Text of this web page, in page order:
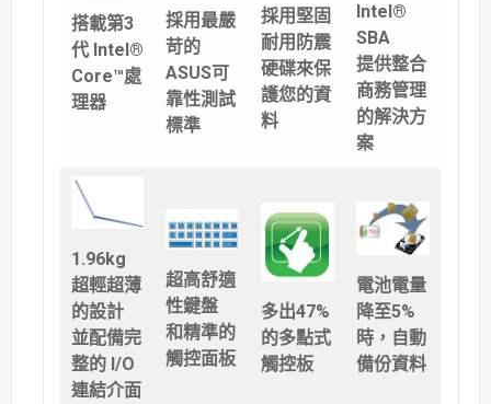
搭載第3
代 Intel®
Core™處
理器
採用最嚴
苛的
ASUS可
靠性測試
標準
採用堅固
耐用防震
硬碟來保
護您的資
料
Intel®
SBA
提供整合
商務管理
的解決方
案
1.96kg
超輕超薄
的設計
並配備完
整的 I/O
連結介面
超高舒適
性鍵盤
和精準的
觸控面板
多出47%
的多點式
觸控板
電池電量
降至5%
時，自動
備份資料